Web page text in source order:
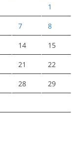
1
7 8
14 15
21 22
28 29